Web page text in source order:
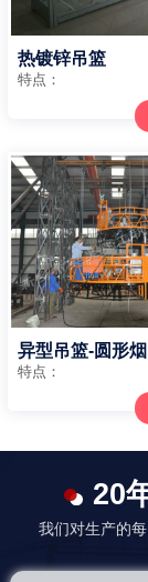
热镀锌吊篮
特点：
异型吊篮-圆形
特点：
20
我们对生产的